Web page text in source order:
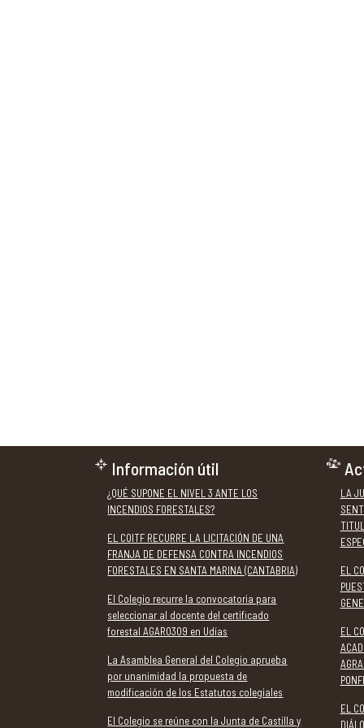
Información útil
¿QUÉ SUPONE EL NIVEL 3 ANTE LOS
INCENDIOS FORESTALES?
EL COITF RECURRE LA LICITACIÓN DE UNA
FRANJA DE DEFENSA CONTRA INCENDIOS
FORESTALES EN SANTA MARINA (CANTABRIA)
El Colegio recurre la convocatoria para
seleccionar al docente del certificado
forestal AGAR0309 en Udías
La Asamblea General del Colegio aprueba
por unanimidad la propuesta de
modificación de los Estatutos colegiales
El Colegio se reúne con la Junta de Castilla y
LA
EL
EL
EL